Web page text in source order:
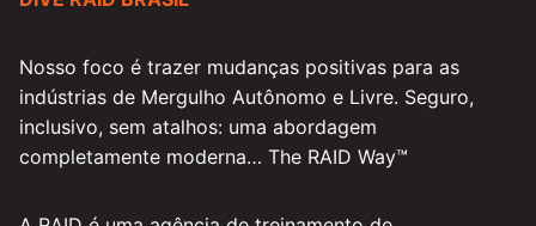
Nosso foco é trazer mudanças positivas para as
indústrias de Mergulho Autônomo e Livre. Seguro,
inclusivo, sem atalhos: uma abordagem
completamente moderna… The RAID Way™